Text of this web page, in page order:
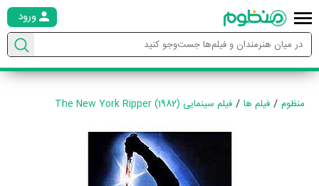
ورود
منظوم فیلم ها فیلم سینمایی The New York Ripper (1982)